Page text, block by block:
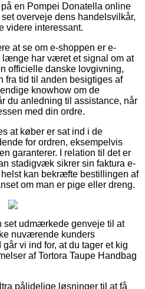
en Pompei Donatella online
overveje dens handelsvilkår,
videre interessant.
at se om e-shoppen er e-
har været et signal om at
officielle danske lovgivning,
fra tid til anden besigtiges af
knowhow om de
du anledning til assistance, når
med din ordre.
at køber er sat ind i de
for ordren, eksempelvis
garanterer. I relation til det er
stadigvæk sikrer sin faktura e-
kan bekræfte bestillingen af
om man er pige eller dreng.
set udmærkede genveje til at
nuværende kunders
vi ind for, at du tager et kig
af Tortora Taupe Handbag
pålidelige løsninger til at få